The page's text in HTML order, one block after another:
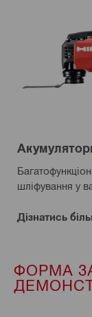
шліфування у
Дізнатись
ФОРМА